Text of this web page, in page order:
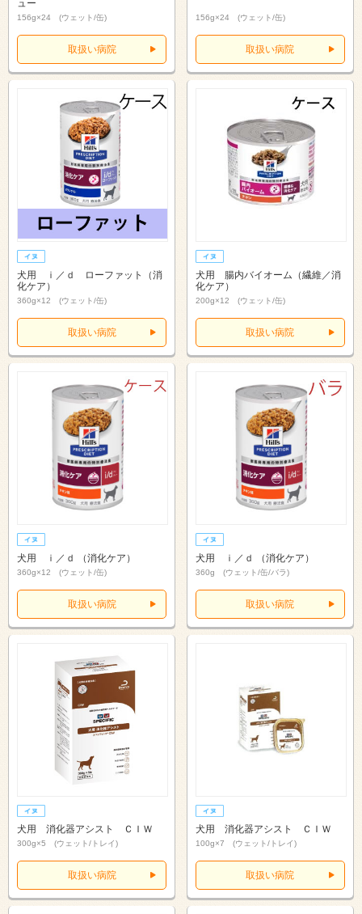
ュー
156g×24 (ウェット/缶)
取扱い病院
156g×24 (ウェット/缶)
取扱い病院
犬用 ｉ／ｄ ローファット（消
化ケア）
360g×12 (ウェット/缶)
取扱い病院
犬用 腸内バイオーム（繊維／消
化ケア）
200g×12 (ウェット/缶)
取扱い病院
犬用 ｉ／ｄ （消化ケア）
360g×12 (ウェット/缶)
取扱い病院
犬用 ｉ／ｄ （消化ケア）
360g (ウェット/缶/バラ)
取扱い病院
犬用 消化器アシスト ＣＩＷ
300g×5 (ウェット/トレイ)
取扱い病院
犬用 消化器アシスト ＣＩＷ
100g×7 (ウェット/トレイ)
取扱い病院